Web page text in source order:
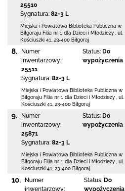
25510
Sygnatura: 82-3 L
Miejska i Powiatowa Biblioteka Publiczna w
Biłgoraju Filia nr 1 dla Dzieci i Młodzieży
ul.
Kościuszki 41
23-400 Biłgoraj
8.
Numer
inwentarzowy:
25511
Sygnatura: 82-3 L
Status: Do
wypożyczenia
Miejska i Powiatowa Biblioteka Publiczna w
Biłgoraju Filia nr 1 dla Dzieci i Młodzieży, ul.
Kościuszki 41
23-400 Biłgoraj
9.
Numer
inwentarzowy:
25871
Sygnatura: 82-3 L
Status: Do
wypożyczenia
Miejska i Powiatowa Biblioteka Publiczna w
Biłgoraju Filia nr 1 dla Dzieci i Młodzieży
ul.
Kościuszki 41
23-400 Biłgoraj
10.
Numer
inwentarzowy:
Status: Do
wypożyczenia